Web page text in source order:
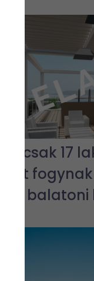
Már csak 17
miért
az új